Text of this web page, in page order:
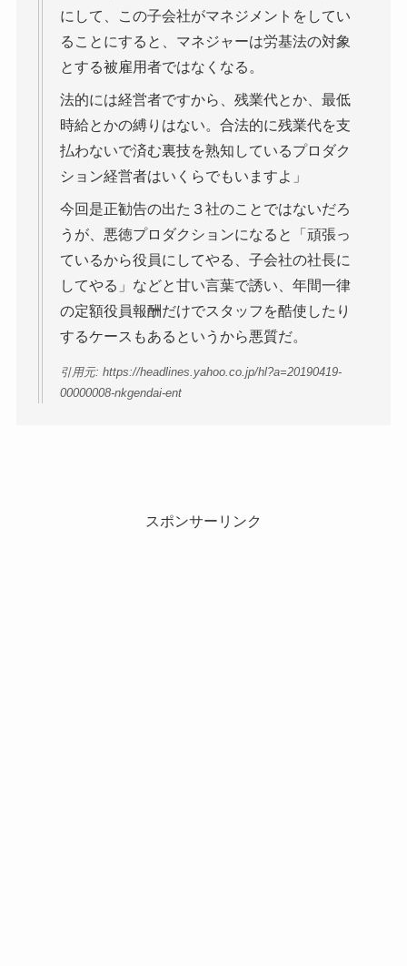
にして、この子会社がマネジメントをしてい
ることにすると、マネジャーは労基法の対象
とする被雇用者ではなくなる。
法的には経営者ですから、残業代とか、最低
時給とかの縛りはない。合法的に残業代を支
払わないで済む裏技を熟知しているプロダク
ション経営者はいくらでもいますよ」
今回是正勧告の出た３社のことではないだろ
うが、悪徳プロダクションになると「頑張っ
ているから役員にしてやる、子会社の社長に
してやる」などと甘い言葉で誘い、年間一律
の定額役員報酬だけでスタッフを酷使したり
するケースもあるというから悪質だ。
引用元: https://headlines.yahoo.co.jp/hl?a=20190419-
00000008-nkgendai-ent
スポンサーリンク